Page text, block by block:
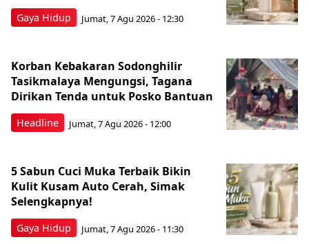
Gaya Hidup Jumat, 7 Agu 2026 - 12:30
Headline
Korban Kebakaran Sodonghilir
Tasikmalaya Mengungsi, Tagana
Dirikan Tenda untuk Posko Bantuan
Jumat, 7 Agu 2026 - 12:00
Gaya Hidup
5 Sabun Cuci Muka Terbaik Bikin
Kulit Kusam Auto Cerah, Simak
Selengkapnya!
Jumat, 7 Agu 2026 - 11:30